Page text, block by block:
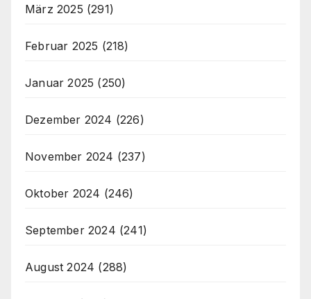
März 2025 (291)
Februar 2025 (218)
Januar 2025 (250)
Dezember 2024 (226)
November 2024 (237)
Oktober 2024 (246)
September 2024 (241)
August 2024 (288)